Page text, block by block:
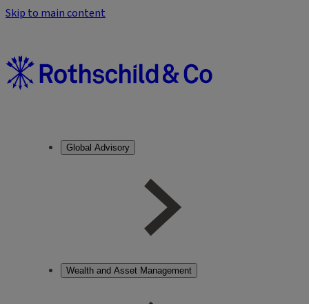
Skip to main content
Global Advisory
Wealth and Asset Management